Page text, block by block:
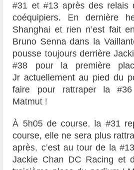
#31 et #13 après des relais
coéquipiers. En dernière
Shanghai et rien n’est fait
Bruno Senna dans la
pousse toujours derrière
#38 pour la première
Jr actuellement au pied du
faire pour rattraper la #36
Matmut !
À 5h05 de course, la #31
course, elle ne sera plus
après, c’est au tour de la
Jackie Chan DC Racing et